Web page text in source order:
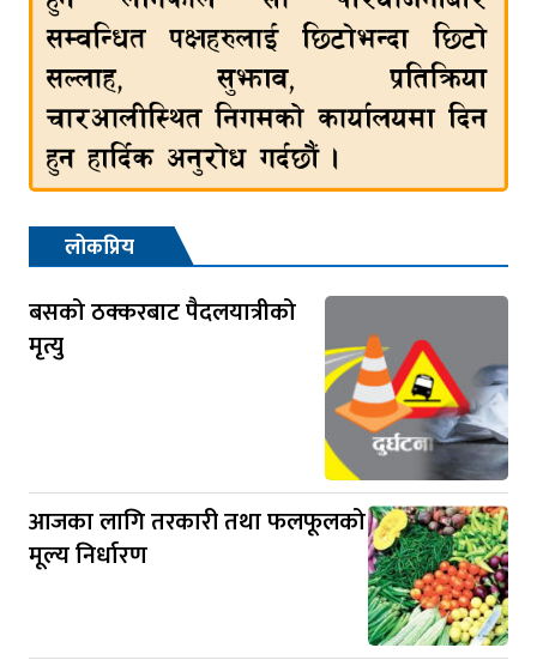
लोकप्रिय
बसको ठक्करबाट पैदलयात्रीको
मृत्यु
आजका लागि तरकारी तथा फलफूलको
मूल्य निर्धारण